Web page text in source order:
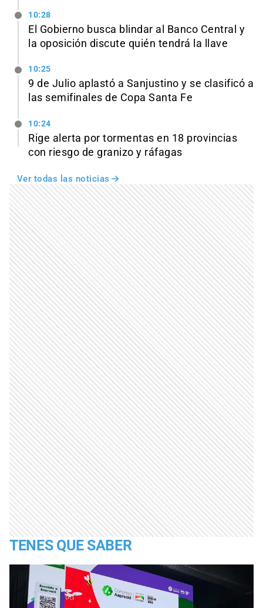
10:28
El Gobierno busca blindar al Banco Central y
la oposición discute quién tendrá la llave
10:25
9 de Julio aplastó a Sanjustino y se clasificó a
las semifinales de Copa Santa Fe
10:24
Rige alerta por tormentas en 18 provincias
con riesgo de granizo y ráfagas
Ver todas las noticias
TENES QUE SABER